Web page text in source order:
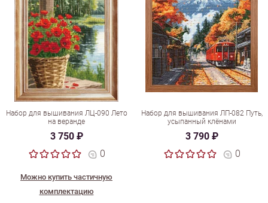
Набор для вышивания ЛЦ-090 Лето
на веранде
3 750 ₽
0
Можно купить частичную
комплектацию
Набор для вышивания ЛП-082 Путь,
усыпанный клёнами
3 790 ₽
0